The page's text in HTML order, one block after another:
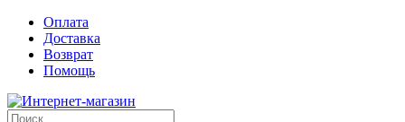
Оплата
Доставка
Возврат
Помощь